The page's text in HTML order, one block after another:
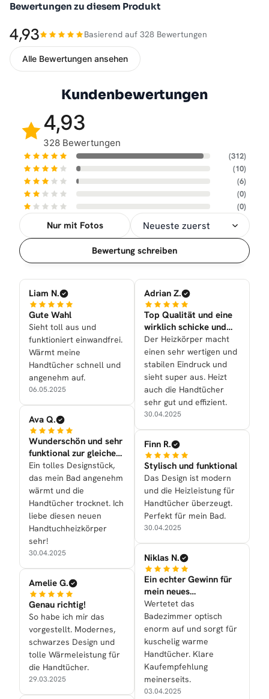
Bewertungen zu diesem Produkt
4,93 Basierend auf 328 Bewertungen
Alle Bewertungen ansehen
Kundenbewertungen
4,93
328 Bewertungen
(312)
(10)
(6)
(0)
(0)
Nur mit Fotos
Sortierung
Bewertung schreiben
Liam N.
Gute Wahl
Sieht toll aus und
funktioniert einwandfrei.
Wärmt meine
Handtücher schnell und
angenehm auf.
06.05.2025
Ava Q.
Wunderschön und sehr
funktional zur gleichen
Zeit nun bei uns
Ein tolles Designstück,
das mein Bad angenehm
wärmt und die
Handtücher trocknet. Ich
liebe diesen neuen
Handtuchheizkörper
sehr!
30.04.2025
Amelie G.
Genau richtig!
So habe ich mir das
vorgestellt. Modernes,
schwarzes Design und
tolle Wärmeleistung für
die Handtücher.
29.03.2025
Adrian Z.
Top Qualität und eine
wirklich schicke und
sehr tolle Optik nun
Der Heizkörper macht
einen sehr wertigen und
stabilen Eindruck und
sieht super aus. Heizt
auch die Handtücher
sehr gut und effizient.
30.04.2025
Finn R.
Stylisch und funktional
Das Design ist modern
und die Heizleistung für
Handtücher überzeugt.
Perfekt für mein Bad.
30.04.2025
Niklas N.
Ein echter Gewinn für
mein neues
Badezimmer
Wertetet das
Badezimmer optisch
enorm auf und sorgt für
kuschelig warme
Handtücher. Klare
Kaufempfehlung
meinerseits.
03.04.2025